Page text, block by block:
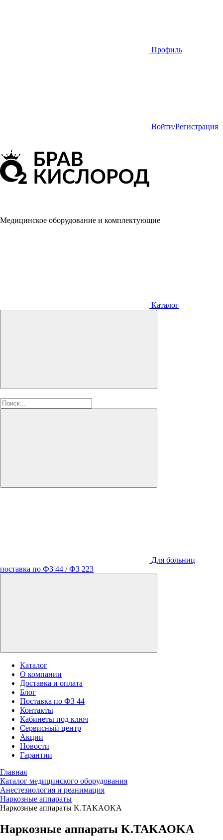
Профиль
Войти/Регистрация
Медицинское оборудование и комплектующие
Каталог
Для больниц
поставка по ФЗ 44 / ФЗ 223
Каталог
О компании
Доставка и оплата
Блог
Поставка по ФЗ 44
Контакты
Кабинеты под ключ
Сервисный центр
Акции
Новости
Гарантии
Главная
Каталог медицинского оборудования
Анестезиология и реанимация
Наркозные аппараты
Наркозные аппараты K.TAKAOKA
Наркозные аппараты K.TAKAOKA